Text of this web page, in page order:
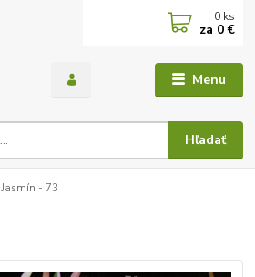
Menu
Hľadať
0 ks
za 0 €
Jasmín - 73